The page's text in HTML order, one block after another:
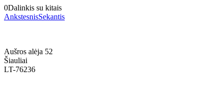
0Dalinkis su kitais
AnkstesnisSekantis
Aušros alėja 52
Šiauliai
LT-76236